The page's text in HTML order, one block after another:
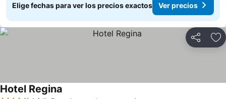
Elige fechas para ver los precios exactos Ver precios
Compartir
Hotel Regina